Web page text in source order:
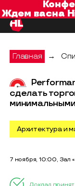
Ждем васна
Главная →
сделать
Архитектура и
7 ноября, 10:00, Зал